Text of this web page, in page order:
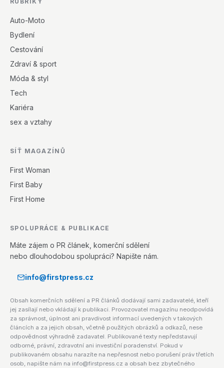
Auto-Moto
Bydlení
Cestování
Zdraví & sport
Móda & styl
Tech
Kariéra
sex a vztahy
SÍŤ MAGAZÍNŮ
First Woman
First Baby
First Home
SPOLUPRÁCE & PUBLIKACE
Máte zájem o PR článek, komerční sdělení
nebo dlouhodobou spolupráci? Napište nám.
info@firstpress.cz
Obsah komerčních sdělení a PR článků dodávají sami zadavatelé, kteří
jej zasílají nebo vkládají k publikaci. Provozovatel magazínu neodpovídá
za správnost, úplnost ani pravdivost informací uvedených v takových
článcích a za jejich obsah, včetně použitých obrázků a odkazů, nese
odpovědnost výhradně zadavatel. Publikované texty nepředstavují
odborné, právní, zdravotní ani investiční poradenství. Pokud v
publikovaném obsahu narazíte na nepřesnost nebo porušení práv třetích
osob, napište nám na info@firstpress.cz a obsah bez zbytečného